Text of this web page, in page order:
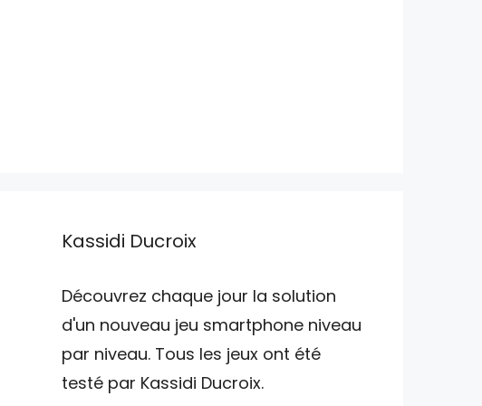
Kassidi Ducroix
Découvrez chaque jour la solution
d'un nouveau jeu smartphone niveau
par niveau. Tous les jeux ont été
testé par Kassidi Ducroix.